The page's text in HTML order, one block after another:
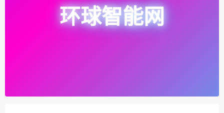
环球智能网